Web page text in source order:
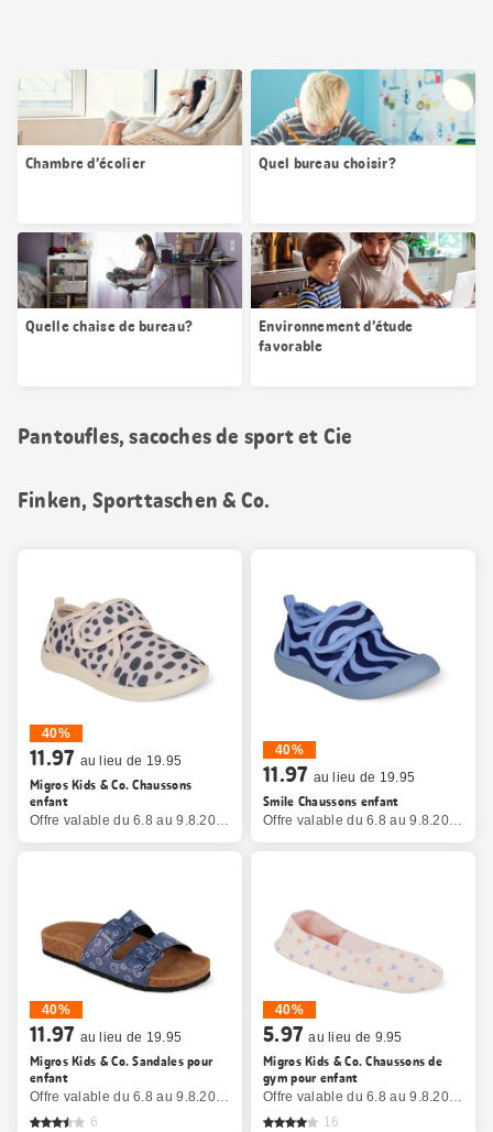
Chambre d’écolier Quel bureau choisir?
Quelle chaise de bureau?
Environnement d’étude
favorable
Pantoufles, sacoches de sport et Cie
Finken, Sporttaschen & Co.
40%
11.97 au lieu de 19.95
Migros Kids & Co. Chaussons
enfant
Offre valable du 6.8 au 9.8.2026, jusqu’à épuisement du stock.
40%
11.97 au lieu de 19.95
Smile Chaussons enfant
Offre valable du 6.8 au 9.8.2026, jusqu’à épuisement du stock.
40%
11.97 au lieu de 19.95
Migros Kids & Co. Sandales pour
enfant
Offre valable du 6.8 au 9.8.2026, jusqu’à épuisement du stock.
6
40%
5.97 au lieu de 9.95
Migros Kids & Co. Chaussons de
gym pour enfant
Offre valable du 6.8 au 9.8.2026, jusqu’à épuisement du stock.
16